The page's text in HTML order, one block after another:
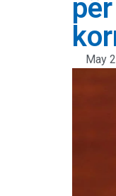
May